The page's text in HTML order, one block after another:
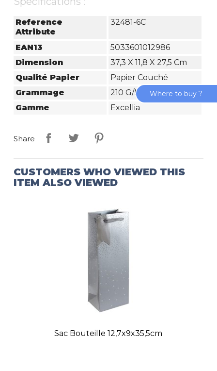
Reference
Attribute
32481-6C
EAN13
5033601012986
Dimension
37,3 X 11,8 X 27,5 Cm
Qualité Papier
Papier Couché
Grammage
210 G/m²
Gamme
Excellia
Share
CUSTOMERS WHO VIEWED THIS
ITEM ALSO VIEWED
Sac Bouteille 12,7x9x35,5cm
Where to buy ?